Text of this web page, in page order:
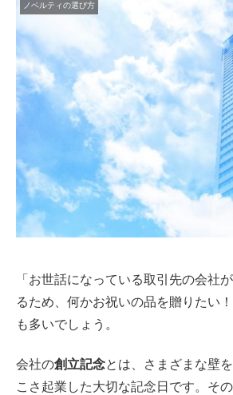
ノベルティの選び方
「お世話になっている取引先の会社
るため、何かお祝いの品を贈りたい
も多いでしょう。
会社の創立記念とは、さまざまな壁
こさ起業した大切な記念日です。そ